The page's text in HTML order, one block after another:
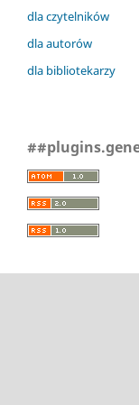
dla czytelników
dla autorów
dla bibliotekarzy